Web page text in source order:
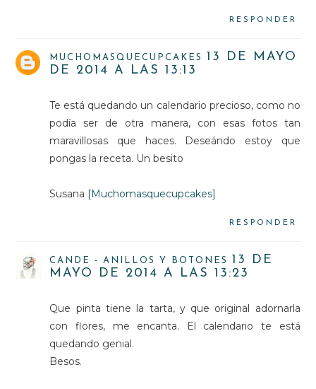
RESPONDER
MUCHOMASQUECUPCAKES
13 DE MAYO
DE 2014 A LAS 13:13
Te está quedando un calendario precioso, como no
podía ser de otra manera, con esas fotos tan
maravillosas que haces. Deseándo estoy que
pongas la receta. Un besito
Susana [Muchomasquecupcakes]
RESPONDER
CANDE - ANILLOS Y BOTONES
13 DE
MAYO DE 2014 A LAS 13:23
Que pinta tiene la tarta, y que original adornarla
con flores, me encanta. El calendario te está
quedando genial.
Besos.